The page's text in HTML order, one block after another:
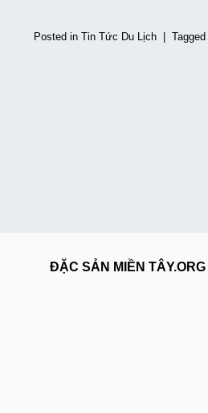
Posted in Tin Tức Du Lịch Tagged
ĐẶC SẢN MIỀN TÂY.ORG